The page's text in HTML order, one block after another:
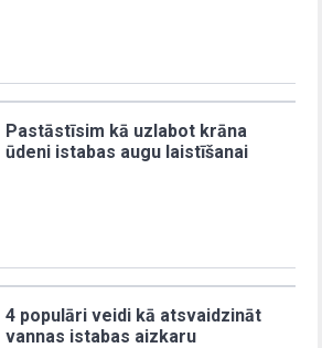
Pastāstīsim kā uzlabot krāna
ūdeni istabas augu laistīšanai
4 populāri veidi kā atsvaidzināt
vannas istabas aizkaru